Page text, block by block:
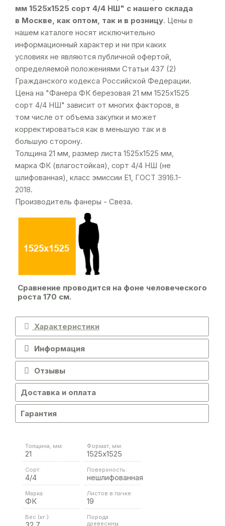
мм 1525х1525 сорт 4/4 НШ" с нашего склада
в Москве, как оптом, так и в розницу. Цены в
нашем каталоге носят исключительно
информационный характер и ни при каких
условиях не являются публичной офертой,
определяемой положениями Статьи 437 (2)
Гражданского кодекса Российской Федерации.
Цена на "Фанера ФК березовая 21 мм 1525х1525
сорт 4/4 НШ" зависит от многих факторов, в
том числе от объема закупки и может
корректироваться как в меньшую так и в
большую сторону.
Толщина 21 мм, размер листа 1525х1525 мм,
марка ФК (влагостойкая), сорт 4/4 НШ (не
шлифованная), класс эмиссии Е1, ГОСТ 3916.1-
2018.
Производитель фанеры - Свеза.
Сравнение проводится на фоне человеческого
роста 170 см.
Характеристики
Информация
Отзывы
Доставка и оплата
Гарантия
Толщина, мм:
21
Формат, мм:
1525х1525
Сорт:
4/4
Поверхность:
нешлифованная
Марка:
ФК
Листов в пачке:
19
Вес (кг.):
Порода
древесины: